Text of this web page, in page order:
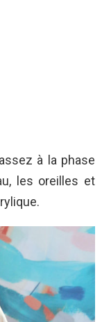
à la phase
les oreilles et